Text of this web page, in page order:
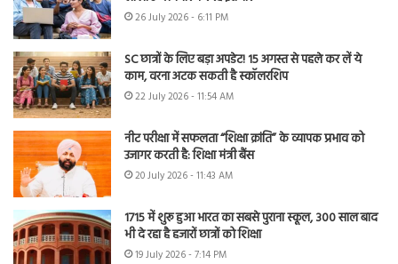
26 July 2026 - 6:11 PM
SC छात्रों के लिए बड़ा अपडेट! 15 अगस्त से पहले कर लें ये
काम, वरना अटक सकती है स्कॉलरशिप
22 July 2026 - 11:54 AM
नीट परीक्षा में सफलता “शिक्षा क्रांति” के व्यापक प्रभाव को
उजागर करती है: शिक्षा मंत्री बैंस
20 July 2026 - 11:43 AM
1715 में शुरू हुआ भारत का सबसे पुराना स्कूल, 300 साल बाद
भी दे रहा है हजारों छात्रों को शिक्षा
19 July 2026 - 7:14 PM